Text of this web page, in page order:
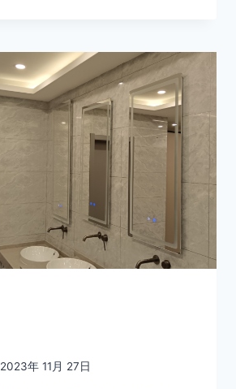
2023年 11月 27日